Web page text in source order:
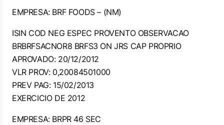
EMPRESA: BRF FOODS – (NM)
ISIN COD NEG ESPEC PROVENTO OBSERVACAO
BRBRFSACNOR8 BRFS3 ON JRS CAP PROPRIO
APROVADO: 20/12/2012
VLR PROV: 0,20084501000
PREV PAG: 15/02/2013
EXERCICIO DE 2012
EMPRESA: BRPR 46 SEC